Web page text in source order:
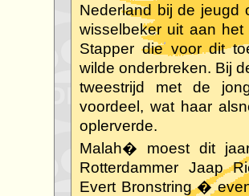
Nederland bij de jeugd
wisselbeker uit aan het
Stapper die voor dit
wilde onderbreken. Bij
tweestrijd met de
voordeel, wat haar
oplerverde.
Malah� moest dit
Rotterdammer Jaap
Evert Bronstring �